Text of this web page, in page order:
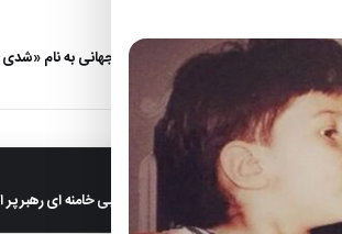
دانلود آهنگ مهدی جهانی به نام «شدی
خبر مهم
عکس های خانوادگی مجتبی خامنه ای رهبر پر